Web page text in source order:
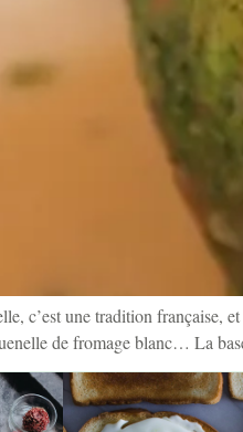
c’est une tradition française,
de fromage blanc… La